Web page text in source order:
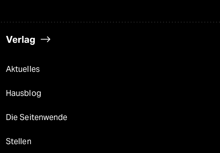
Verlag
Aktuelles
Hausblog
Die Seitenwende
Stellen